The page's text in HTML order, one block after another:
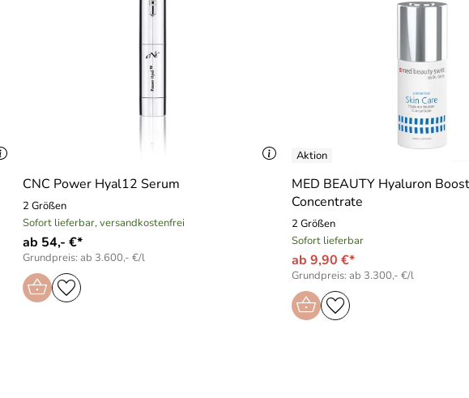
CNC Power Hyal12 Serum
2 Größen
Sofort lieferbar, versandkostenfrei
ab 54,- €*
Grundpreis: ab 3.600,- €/l
MED BEAUTY Hyaluron
Concentrate
2 Größen
Sofort lieferbar
ab 9,90 €*
Grundpreis: ab 3.300,- €/l